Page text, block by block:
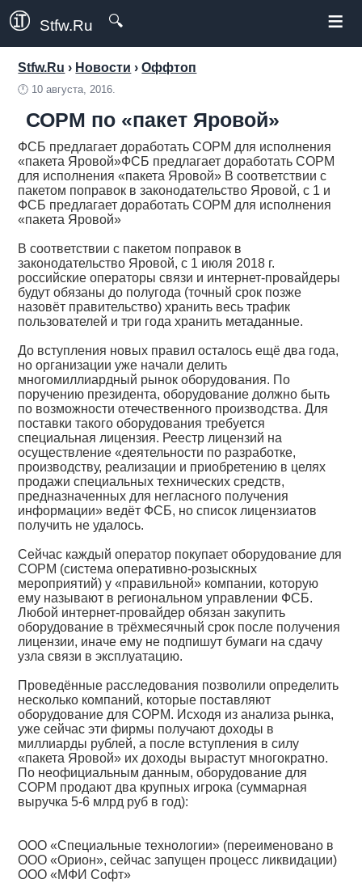
Stfw.Ru 🔍 ≡
Stfw.Ru › Новости ›Оффтоп
🕛 10 августа, 2016.
СОРМ по «пакет Яровой»
ФСБ предлагает доработать СОРМ для исполнения
«пакета Яровой»ФСБ предлагает доработать СОРМ
для исполнения «пакета Яровой» В соответствии с
пакетом поправок в законодательство Яровой, с 1 и
ФСБ предлагает доработать СОРМ для исполнения
«пакета Яровой»
В соответствии с пакетом поправок в
законодательство Яровой, с 1 июля 2018 г.
российские операторы связи и интернет-провайдеры
будут обязаны до полугода (точный срок позже
назовёт правительство) хранить весь трафик
пользователей и три года хранить метаданные.
До вступления новых правил осталось ещё два года,
но организации уже начали делить
многомиллиардный рынок оборудования. По
поручению президента, оборудование должно быть
по возможности отечественного производства. Для
поставки такого оборудования требуется
специальная лицензия. Реестр лицензий на
осуществление «деятельности по разработке,
производству, реализации и приобретению в целях
продажи специальных технических средств,
предназначенных для негласного получения
информации» ведёт ФСБ, но список лицензиатов
получить не удалось.
Сейчас каждый оператор покупает оборудование для
СОРМ (система оперативно-розыскных
мероприятий) у «правильной» компании, которую
ему называют в региональном управлении ФСБ.
Любой интернет-провайдер обязан закупить
оборудование в трёхмесячный срок после получения
лицензии, иначе ему не подпишут бумаги на сдачу
узла связи в эксплуатацию.
Проведённые расследования позволили определить
несколько компаний, которые поставляют
оборудование для СОРМ. Исходя из анализа рынка,
уже сейчас эти фирмы получают доходы в
миллиарды рублей, а после вступления в силу
«пакета Яровой» их доходы вырастут многократно.
По неофициальным данным, оборудование для
СОРМ продают два крупных игрока (суммарная
выручка 5-6 млрд руб в год):
ООО «Специальные технологии» (переименовано в
ООО «Орион», сейчас запущен процесс ликвидации)
ООО «МФИ Софт»